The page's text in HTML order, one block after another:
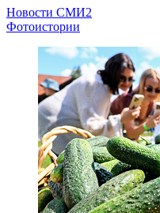
Новости СМИ2
Фотоистории